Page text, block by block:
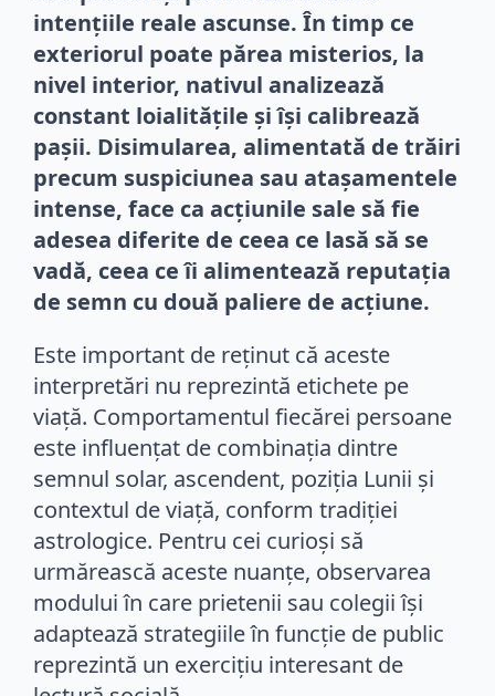
intențiile reale ascunse. În timp ce
exteriorul poate părea misterios, la
nivel interior, nativul analizează
constant loialitățile și își calibrează
pașii. Disimularea, alimentată de trăiri
precum suspiciunea sau atașamentele
intense, face ca acțiunile sale să fie
adesea diferite de ceea ce lasă să se
vadă, ceea ce îi alimentează reputația
de semn cu două paliere de acțiune.
Este important de reținut că aceste
interpretări nu reprezintă etichete pe
viață. Comportamentul fiecărei persoane
este influențat de combinația dintre
semnul solar, ascendent, poziția Lunii și
contextul de viață, conform tradiției
astrologice. Pentru cei curioși să
urmărească aceste nuanțe, observarea
modului în care prietenii sau colegii își
adaptează strategiile în funcție de public
reprezintă un exercițiu interesant de